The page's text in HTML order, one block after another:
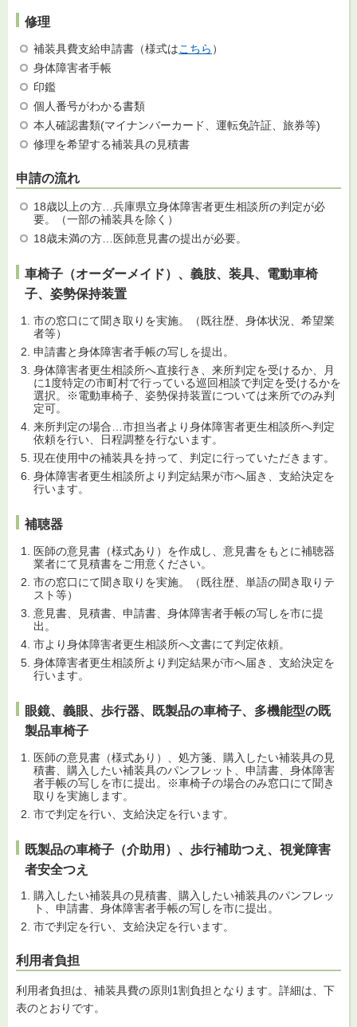
修理
補装具費支給申請書（様式はこちら ）
身体障害者手帳
印鑑
個人番号がわかる書類
本人確認書類(マイナンバーカード、運転免許証、旅券等)
修理を希望する補装具の見積書
申請の流れ
18歳以上の方…兵庫県立身体障害者更生相談所の判定が必
要。（一部の補装具を除く）
18歳未満の方…医師意見書の提出が必要。
車椅子（オーダーメイド）、義肢、装具、電動車椅
子、姿勢保持装置
市の窓口にて聞き取りを実施。（既往歴、身体状況、希望業
者等）
申請書と身体障害者手帳の写しを提出。
身体障害者更生相談所へ直接行き、来所判定を受けるか、月
に1度特定の市町村で行っている巡回相談で判定を受けるかを
選択。※電動車椅子、姿勢保持装置については来所でのみ判
定可。
来所判定の場合…市担当者より身体障害者更生相談所へ判定
依頼を行い、日程調整を行ないます。
現在使用中の補装具を持って、判定に行っていただきます。
身体障害者更生相談所より判定結果が市へ届き、支給決定を
行います。
補聴器
医師の意見書（様式あり）を作成し、意見書をもとに補聴器
業者にて見積書をご用意ください。
市の窓口にて聞き取りを実施。（既往歴、単語の聞き取りテ
スト等）
意見書、見積書、申請書、身体障害者手帳の写しを市に提
出。
市より身体障害者更生相談所へ文書にて判定依頼。
身体障害者更生相談所より判定結果が市へ届き、支給決定を
行います。
眼鏡、義眼、歩行器、既製品の車椅子、多機能型の既
製品車椅子
医師の意見書（様式あり）、処方箋、購入したい補装具の見
積書、購入したい補装具のパンフレット、申請書、身体障害
者手帳の写しを市に提出。※車椅子の場合のみ窓口にて聞き
取りを実施します。
市で判定を行い、支給決定を行います。
既製品の車椅子（介助用）、歩行補助つえ、視覚障害
者安全つえ
購入したい補装具の見積書、購入したい補装具のパンフレッ
ト、申請書、身体障害者手帳の写しを市に提出。
市で判定を行い、支給決定を行います。
利用者負担
利用者負担は、補装具費の原則1割負担となります。詳細は、下
表のとおりです。